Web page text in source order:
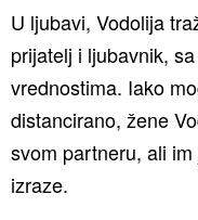
U ljubavi, Vodolija
prijatelj i ljubavnik,
vrednostima. Iako
distancirano, žene
svom partneru, ali
izraze.